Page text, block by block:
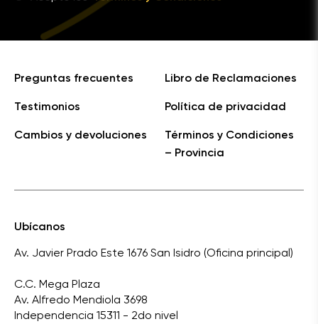
Preguntas frecuentes
Testimonios
Cambios y devoluciones
Libro de Reclamaciones
Política de privacidad
Términos y Condiciones
– Provincia
Ubícanos
Av. Javier Prado Este 1676 San Isidro (Oficina principal)
C.C. Mega Plaza
Av. Alfredo Mendiola 3698
Independencia 15311 - 2do nivel